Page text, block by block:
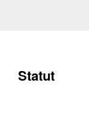
Statut